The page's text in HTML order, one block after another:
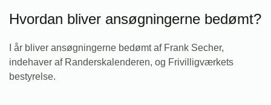
Hvordan bliver ansøgningerne bedømt?
I år bliver ansøgningerne bedømt af Frank Secher,
indehaver af Randerskalenderen, og Frivilligværkets
bestyrelse.